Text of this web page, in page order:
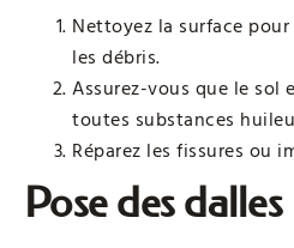
Nettoyez la surface
les débris.
Assurez-vous que le sol
toutes substances
Réparez les fissures ou
Pose des dalles